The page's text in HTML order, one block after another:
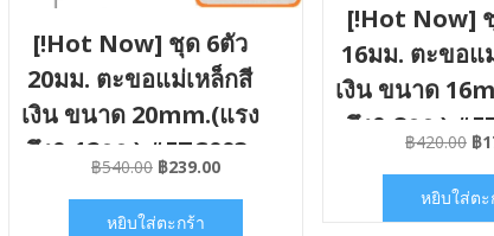
[!Hot Now] ชุด 6ตัว
20มม. ตะขอแม่เหล็กสี
เงิน ขนาด 20mm.(แรง
ดึง0-12กก.) #ETC003-
฿540.00 Original
was:
฿239.00Current
หยิบใส่ตะกร้า
[!Hot Now]
16มม. ตะขอแ
เงิน ขนาด
ดึง0-8กก.)
016×06
฿420.00 ฿
หยิบใส่ตะ